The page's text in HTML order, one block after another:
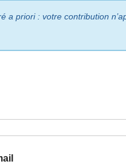
a priori : votre contribution